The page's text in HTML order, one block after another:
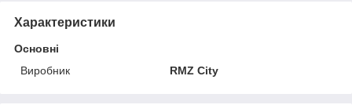
Характеристики
Основні
Виробник
RMZ City